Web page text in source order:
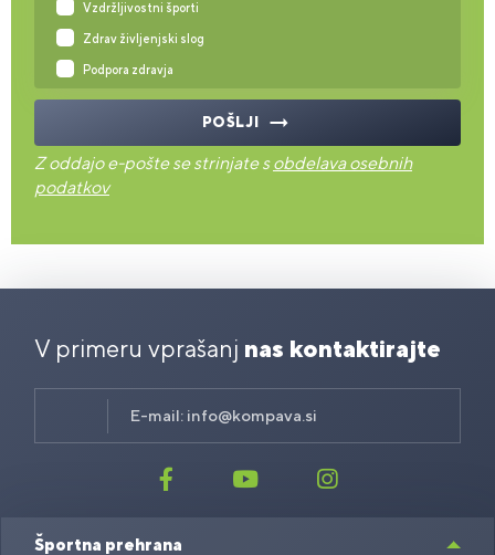
Vzdržljivostni športi
Zdrav življenjski slog
Podpora zdravja
POŠLJI
Z oddajo e-pošte se strinjate sobdelava osebnih
podatkov
V primeru vprašanj nas kontaktirajte
E-mail: info@kompava.si
Športna prehrana